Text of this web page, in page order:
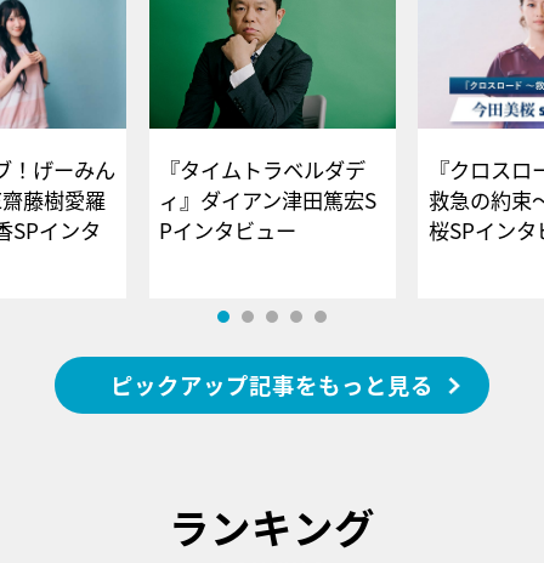
！げーみん
藤樹愛羅
SPインタ
『タイムトラベルダデ
ィ』ダイアン津田篤宏S
Pインタビュー
『クロス
救急の約束
桜SPイ
ピックアップ記事をもっと見る
ランキング